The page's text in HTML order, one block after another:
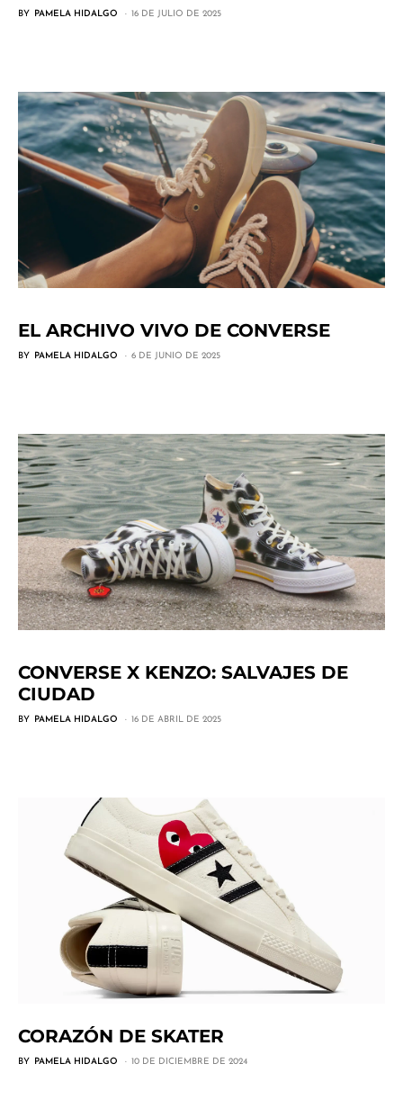
BY PAMELA HIDALGO 16 DE JULIO DE 2025
EL ARCHIVO VIVO DE CONVERSE
BY PAMELA HIDALGO 6 DE JUNIO DE 2025
CONVERSE X KENZO: SALVAJES DE
CIUDAD
BY PAMELA HIDALGO 16 DE ABRIL DE 2025
CORAZÓN DE SKATER
BY PAMELA HIDALGO 10 DE DICIEMBRE DE 2024